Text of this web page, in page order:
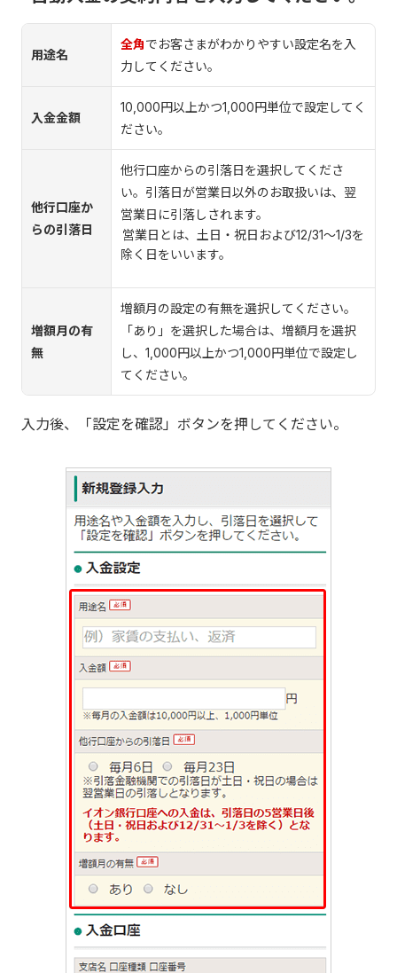
用途名
全角でお客さまがわかりやすい設定名を入
力してください。
入金金額
10,000円以上かつ1,000円単位で設定してく
ださい。
他行口座か
らの引落日
他行口座からの引落日を選択してくださ
い。引落日が営業日以外のお取扱いは、翌
営業日に引落しされます。
営業日とは、土日・祝日および12/31～1/3を
除く日をいいます。
増額月の有
無
増額月の設定の有無を選択してください。
「あり」を選択した場合は、増額月を選択
し、1,000円以上かつ1,000円単位で設定し
てください。
入力後、「設定を確認」ボタンを押してください。